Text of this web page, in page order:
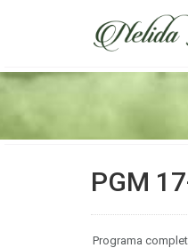
PGM
Programa